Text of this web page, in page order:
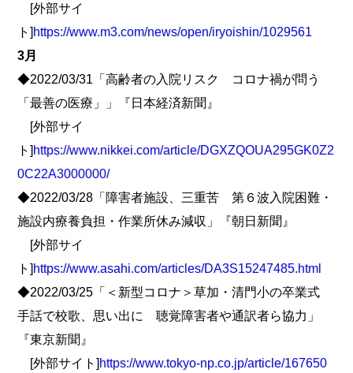
[外部サイ
ト] https://www.m3.com/news/open/iryoishin/1029561
3月
◆2022/03/31「高齢者の入院リスク コロナ禍が問う
「最善の医療」」『日本経済新聞』
[外部サイ
ト] https://www.nikkei.com/article/DGXZQOUA295GK0Z2
0C22A3000000/
◆2022/03/28「障害者施設、三重苦 第６波入院困難・
施設内療養負担・作業所休み減収」『朝日新聞』
[外部サイ
ト] https://www.asahi.com/articles/DA3S15247485.html
◆2022/03/25「＜新型コロナ＞草加・清門小の卒業式
手話で校歌、思い出に 聴覚障害者や通訳者ら協力」
『東京新聞』
[外部サイト] https://www.tokyo-np.co.jp/article/167650